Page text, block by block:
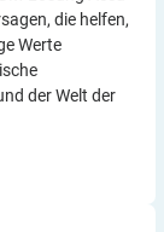
die helfen,
Werte
der Welt der